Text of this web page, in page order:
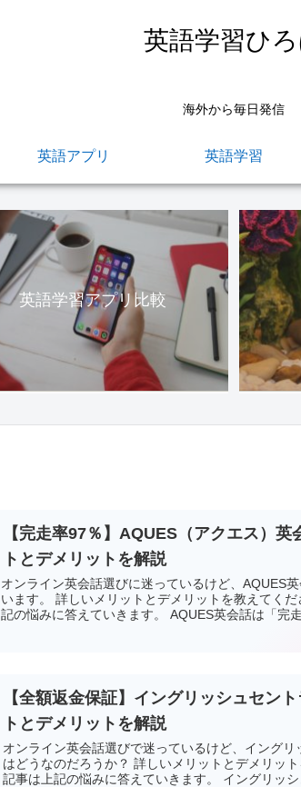
英語学習ひ
海外から毎日発信
英語アプリ 英語学習
英語学習アプリ比較
【完走率97％】AQUES（アクエス）英
トとデメリットを解説
オンライン英会話選びに迷っているけど、AQUES
います。 詳しいメリットとデメリットを教えてく
記の悩みに答えていきます。 AQUES英会話は「完
【全額返金保証】イングリッシュセン
トとデメリットを解説
オンライン英会話選びで迷っているけど、イングリ
はどうなのだろうか？ 詳しいメリットとデメリッ
記事は上記の悩みに答えていきます。 イングリッシ